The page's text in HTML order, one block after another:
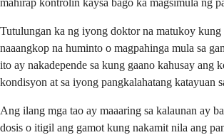
mahirap kontrolin kaysa bago ka magsimula ng
Tutulungan ka ng iyong doktor na matukoy kung
naaangkop na huminto o magpahinga mula sa
ito ay nakadepende sa kung gaano kahusay ang
kondisyon at sa iyong pangkalahatang katayuan
Ang ilang mga tao ay maaaring sa kalaunan ay
dosis o itigil ang gamot kung nakamit nila ang